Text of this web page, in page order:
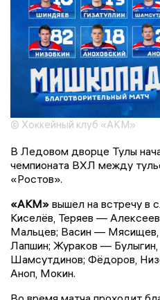
© Хоккейный клуб «АКМ»
В Ледовом дворце Тулы
чемпионата ВХЛ между
«Ростов».
«АКМ» вышел на встречу в
Киселёв, Теряев —
Мальцев; Васин —
Лапшин; Жураков —
Шамсутдинов; Фёдоров,
Аноп, Мокин.